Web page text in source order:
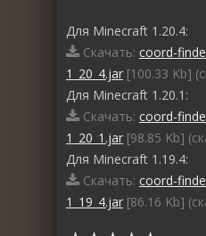
Для Minecraft 1.20.4:
Скачать: coord-
1_20_4.jar [100.33 Kb]
Для Minecraft 1.20.1:
Скачать: coord-
1_20_1.jar [98.85 Kb]
Для Minecraft 1.19.4:
Скачать: coord-
1_19_4.jar [86.16 Kb]